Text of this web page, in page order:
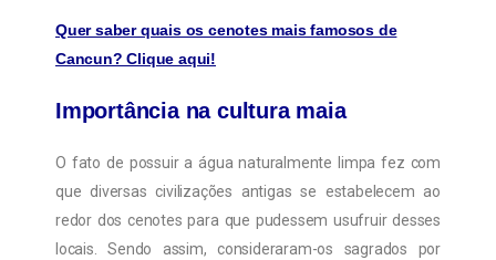
Quer saber quais os cenotes mais famosos de
Cancun? Clique aqui!
Importância na cultura maia
O fato de possuir a água naturalmente limpa fez com
que diversas civilizações antigas se estabelecem ao
redor dos cenotes para que pudessem usufruir desses
locais. Sendo assim, consideraram-os sagrados por